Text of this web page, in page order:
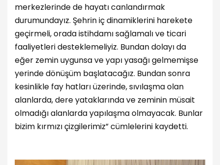
merkezlerinde de hayatı canlandırmak
durumundayız. Şehrin iç dinamiklerini harekete
geçirmeli, orada istihdamı sağlamalı ve ticari
faaliyetleri desteklemeliyiz. Bundan dolayı da
eğer zemin uygunsa ve yapı yasağı gelmemişse
yerinde dönüşüm başlatacağız. Bundan sonra
kesinlikle fay hatları üzerinde, sıvılaşma olan
alanlarda, dere yataklarında ve zeminin müsait
olmadığı alanlarda yapılaşma olmayacak. Bunlar
bizim kırmızı çizgilerimiz” cümlelerini kaydetti.